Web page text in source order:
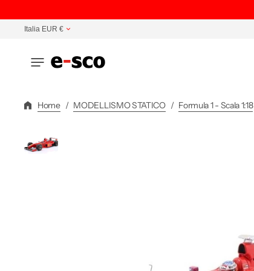
Direttamente
Italia EUR €
Home / MODELLISMO STATICO / Formula 1 - Scala 1:18